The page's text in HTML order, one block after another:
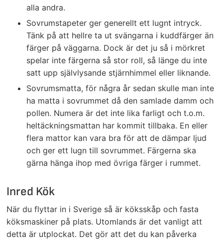
alla andra.
Sovrumstapeter ger generellt ett lugnt intryck.
Tänk på att hellre ta ut svängarna i kuddfärger än
färger på väggarna. Dock är det ju så i mörkret
spelar inte färgerna så stor roll, så länge du inte
satt upp självlysande stjärnhimmel eller liknande.
Sovrumsmatta, för några år sedan skulle man inte
ha matta i sovrummet då den samlade damm och
pollen. Numera är det inte lika farligt och t.o.m.
heltäckningsmattan har kommit tillbaka. En eller
flera mattor kan vara bra för att de dämpar ljud
och ger ett lugn till sovrummet. Färgerna ska
gärna hänga ihop med övriga färger i rummet.
Inred Kök
När du flyttar in i Sverige så är köksskåp och fasta
köksmaskiner på plats. Utomlands är det vanligt att
detta är utplockat. Det gör att det du kan påverka